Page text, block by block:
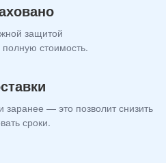
защитой
стоимость.
заранее — это позволит снизить
сроки.